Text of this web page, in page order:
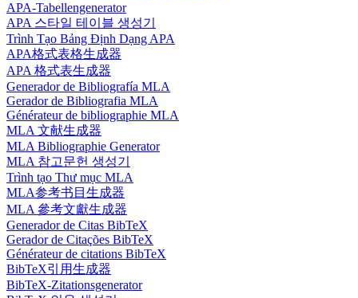
APA-Tabellengenerator
APA 스타일 테이블 생성기
Trình Tạo Bảng Định Dạng APA
APA格式表格生成器
APA 格式表生成器
Generador de Bibliografía MLA
Gerador de Bibliografia MLA
Générateur de bibliographie MLA
MLA 文献生成器
MLA Bibliographie Generator
MLA 참고문헌 생성기
Trình tạo Thư mục MLA
MLA参考书目生成器
MLA 參考文獻生成器
Generador de Citas BibTeX
Gerador de Citações BibTeX
Générateur de citations BibTeX
BibTeX引用生成器
BibTeX-Zitationsgenerator